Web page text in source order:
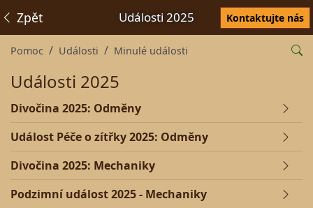
Události 2025
Zpět Kontaktujte nás
Pomoc Události Minulé události
Události 2025
Divočina 2025: Odměny
Událost Péče o zítřky 2025: Odměny
Divočina 2025: Mechaniky
Podzimní událost 2025 - Mechaniky